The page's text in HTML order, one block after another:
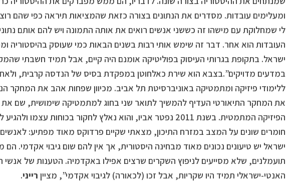
ומעלימים עובדות. מסדרים את הנתונים בצורה כזאת שהמציאות תיראה כפי שהם
לי שמחלוקת עם מישהו זה כששני אנשים רואים את אותה התמונה ויש להם אותם
העובדות הוא אחר. דבר זה שימש אותי רבות בשנים הבאות כמי שעוסק בהיסטוריה
ישראל. בתקופת בגרותי העיסוק בפוליטיקה אומנם היה קיים, אבל תמיד חשבתי
במדעים מדויקים”.בצבא הוא שירת כאלחוטן במפקדת בסיס של הנדסה קרבית,
ללימודי פיזיקה ומתמטיקה באוניברסיטת תל אביב. מכיוון שפחות אהב את המחקר
את המחקר התיאורטי העדיף להמשיך לתואר שני בחוג למתמטיקה שימושית, שם
הפיזיקה המתמטית. בשנת 2011 נפטר אביו, והוא נאלץ לחקור בכוחות
חומרים שונים על המצב במזרח התיכון, מצאתי שקיים פרדוקס מאוד מפתיע:
ישראל יש טיעונים נכונים מאוד מבחינה היסטורית, אך אין להם שום גיבוי אקדמי.
תועמלנים, שלא מסייעים לניפוץ השקרים שרצים אפילו באקדמיה. הטענות של אנשי
האנטי-ישראלי תמיד היו שקריות, אבל זכו (לכאורה) לגיבוי אקדמי”, מציין רייני.